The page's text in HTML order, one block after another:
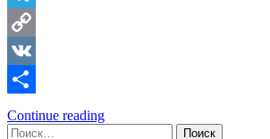
Telegram
Copy
Link
VK
Отправить
Continue reading
Найти: